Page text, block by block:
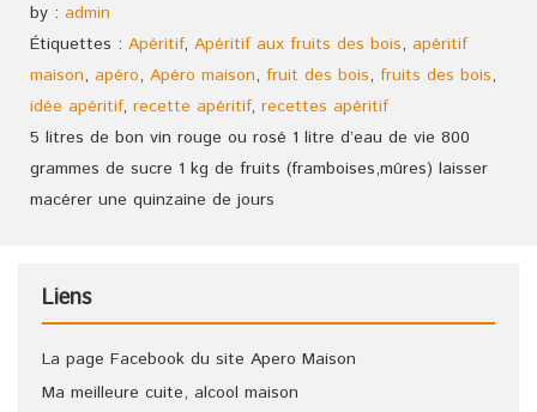
by : admin
Étiquettes : Apéritif, Apéritif aux fruits des bois, apéritif
maison, apéro, Apéro maison, fruit des bois, fruits des bois,
idée apéritif, recette apéritif, recettes apéritif
5 litres de bon vin rouge ou rosé 1 litre d’eau de vie 800
grammes de sucre 1 kg de fruits (framboises,mûres) laisser
macérer une quinzaine de jours
Liens
La page Facebook du site Apero Maison
Ma meilleure cuite, alcool maison